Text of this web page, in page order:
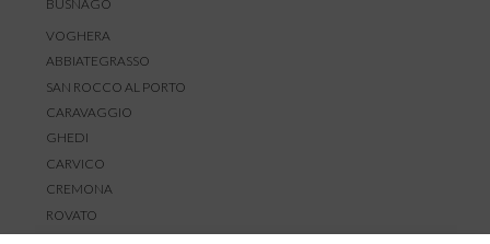
BUSNAGO
VOGHERA
ABBIATEGRASSO
SAN ROCCO AL PORTO
CARAVAGGIO
GHEDI
CARVICO
CREMONA
ROVATO